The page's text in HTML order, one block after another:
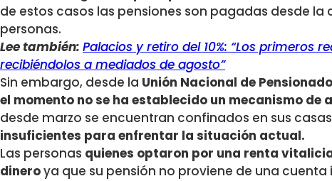
de estos casos las pensiones son pagadas desde la
personas.
Lee también: Palacios y retiro del 10%: “Los primeros
recibiéndolos a mediados de agosto”
Sin embargo, desde la Unión Nacional de
el momento no se ha establecido un mecanismo de
desde marzo se encuentran confinados en sus
insuficientes para enfrentar la situación actual.
Las personas quienes optaron por una renta
dineroya que su pensión no proviene de una